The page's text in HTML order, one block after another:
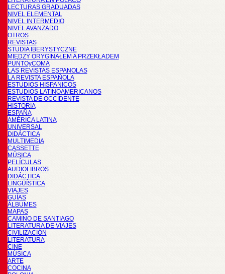
LECTURAS GRADUADAS
NIVEL ELEMENTAL
NIVEL INTERMEDIO
NIVEL AVANZADO
OTROS
REVISTAS
STUDIA IBERYSTYCZNE
MIĘDZY ORYGINAŁEM A PRZEKŁADEM
PUNTOyCOMA
LAS REVISTAS ESPANOLAS
LA REVISTA ESPAÑOLA
ESTUDIOS HISPANICOS
ESTUDIOS LATINOAMERICANOS
REVISTA DE OCCIDENTE
HISTORIA
ESPAÑA
AMÉRICA LATINA
UNIVERSAL
DIDÁCTICA
MULTIMEDIA
CASSETTE
MÚSICA
PELÍCULAS
AUDIOLIBROS
DIDÁCTICA
LINGÜÍSTICA
VIAJES
GUÍAS
ÁLBUMES
MAPAS
CAMINO DE SANTIAGO
LITERATURA DE VIAJES
CIVILIZACIÓN
LITERATURA
CINE
MÚSICA
ARTE
COCINA